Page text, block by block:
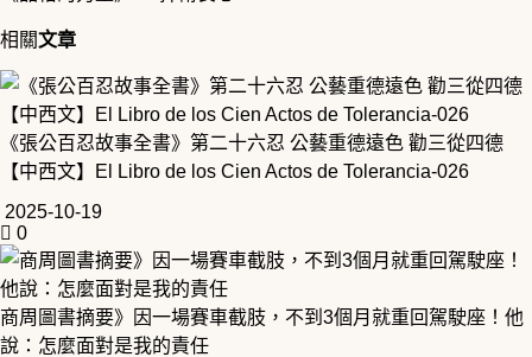
相關文章
《張公百忍故事全書》第二十六忍 公藝重德遠色 勸三從四德
【中西文】El Libro de los Cien Actos de Tolerancia-026
2025-10-19
0
商周圖書摘要》因一場賽車截肢，不到3個月就重回駕駛座！他
說：怎麼面對是我的責任